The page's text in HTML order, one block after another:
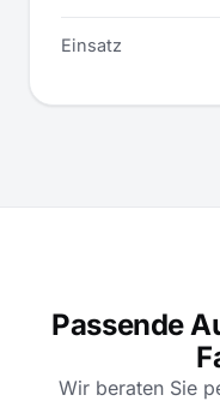
Einsatz
Passende
Wir beraten Sie